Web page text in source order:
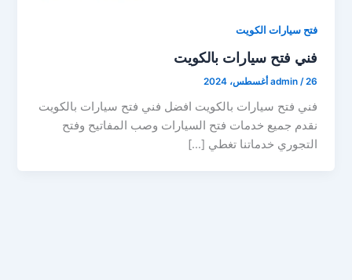
فتح سيارات الكويت
فني فتح سيارات بالكويت
admin /26 أغسطس، 2024
فني فتح سيارات بالكويت افضل فني فتح سيارات بالكويت
نقدم جميع خدمات فتح السيارات وصب المفاتيح وفتح
التجوري خدماتنا تغطي […]